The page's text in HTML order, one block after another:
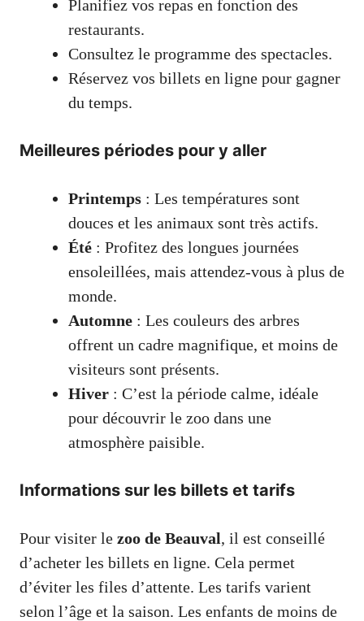
Planifiez vos repas en fonction des
restaurants.
Consultez le programme des spectacles.
Réservez vos billets en ligne pour gagner
du temps.
Meilleures périodes pour y aller
Printemps : Les températures sont
douces et les animaux sont très actifs.
Été : Profitez des longues journées
ensoleillées, mais attendez-vous à plus de
monde.
Automne : Les couleurs des arbres
offrent un cadre magnifique, et moins de
visiteurs sont présents.
Hiver : C’est la période calme, idéale
pour découvrir le zoo dans une
atmosphère paisible.
Informations sur les billets et tarifs
Pour visiter le zoo de Beauval, il est conseillé
d’acheter les billets en ligne. Cela permet
d’éviter les files d’attente. Les tarifs varient
selon l’âge et la saison. Les enfants de moins de